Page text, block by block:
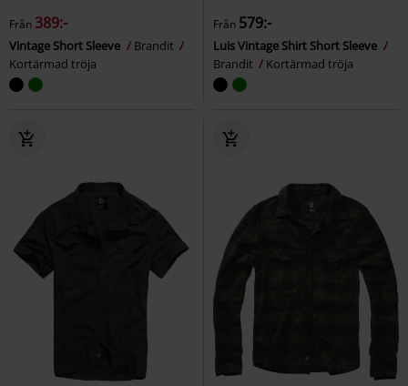
Från 389:-
Vintage Short Sleeve
Brandit
Kortärmad tröja
Från 579:-
Luis Vintage Shirt Short Sleeve
Brandit
Kortärmad tröja